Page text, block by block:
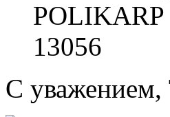
13056
С уважением,